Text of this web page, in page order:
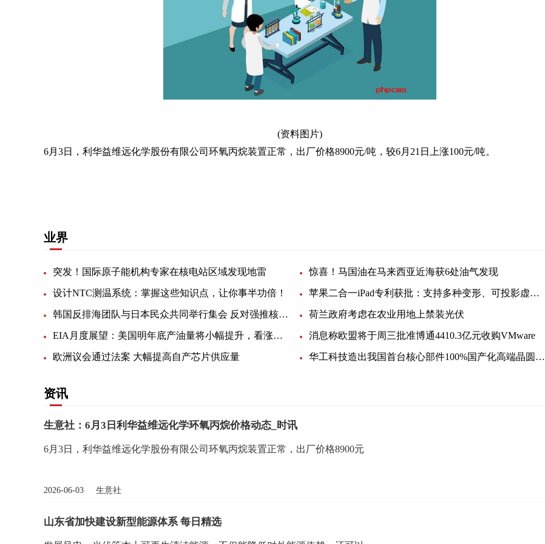
(资料图片)
6月3日，利华益维远化学股份有限公司环氧丙烷装置正常，出厂价格8900元/吨，较6月21日上涨100元/吨。
业界
突发！国际原子能机构专家在核电站区域发现地雷 惊喜！马国油在马来西亚近海获6处油气发现
设计NTC测温系统：掌握这些知识点，让你事半功倍！ 苹果二合一iPad专利获批：支持多种变形、可投影虚拟键盘
韩国反排海团队与日本民众共同举行集会 反对强推核污染水排海 荷兰政府考虑在农业用地上禁装光伏
EIA月度展望：美国明年底产油量将小幅提升，看涨未来油价 消息称欧盟将于周三批准博通4410.3亿元收购VMware
欧洲议会通过法案 大幅提高自产芯片供应量 华工科技造出我国首台核心部件100%国产化高端晶圆激光切割设备
资讯
生意社：6月3日利华益维远化学环氧丙烷价格动态_时讯
6月3日，利华益维远化学股份有限公司环氧丙烷装置正常，出厂价格8900元
2026-06-03 生意社
山东省加快建设新型能源体系 每日精选